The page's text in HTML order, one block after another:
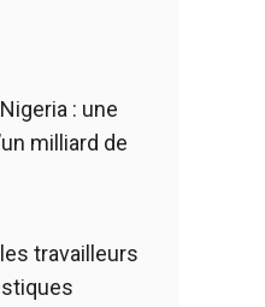
: une
milliard de
travailleurs